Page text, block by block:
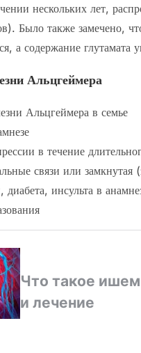
нескольких лет,
Было также замечено,
а содержание глутамата
Альцгеймера
Альцгеймера в семье
в течение
связи или замкнутая
инсульта в